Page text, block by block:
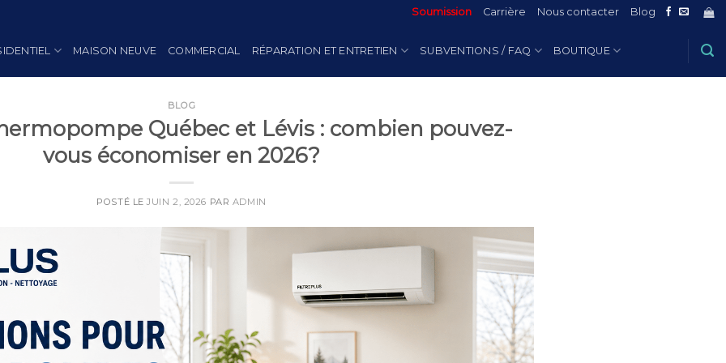
Soumission Carrière Nous contacter Blog
MAISON NEUVE COMMERCIAL RÉPARATION ET ENTRETIEN SUBVENTIONS / FAQ BOUTIQUE
BLOG
Québec et Lévis : combien pouvez-
vous économiser en 2026?
POSTÉ LEJUIN 2, 2026 PAR ADMIN